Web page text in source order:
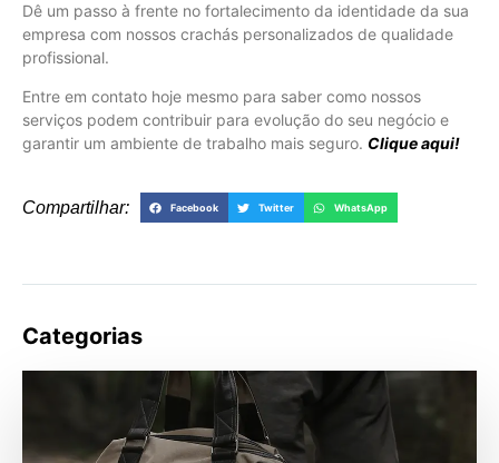
Dê um passo à frente no fortalecimento da identidade da sua
empresa com nossos crachás personalizados de qualidade
profissional.
Entre em contato hoje mesmo para saber como nossos
serviços podem contribuir para evolução do seu negócio e
garantir um ambiente de trabalho mais seguro. Clique aqui!
Compartilhar: Facebook Twitter WhatsApp
Categorias